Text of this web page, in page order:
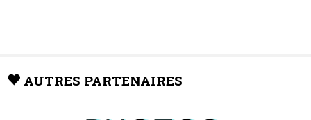
AUTRES PARTENAIRES